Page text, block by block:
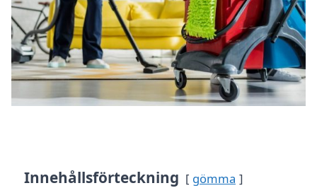
Innehållsförteckning gömma